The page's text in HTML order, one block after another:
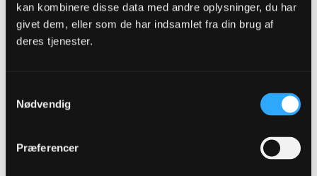
kan kombinere disse data med andre oplysninger, du har
givet dem, eller som de har indsamlet fra din brug af
deres tjenester.
Nødvendig
Præferencer
Ligegyldige kampe eksisterer ikke
Oprettet:
#1010